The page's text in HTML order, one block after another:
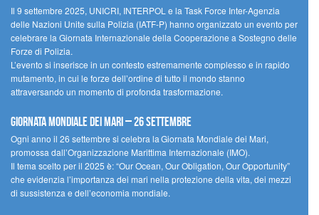
Il 9 settembre 2025, UNICRI, INTERPOL e la Task Force Inter-Agenzia
delle Nazioni Unite sulla Polizia (IATF-P) hanno organizzato un evento per
celebrare la Giornata Internazionale della Cooperazione a Sostegno delle
Forze di Polizia.
L’evento si inserisce in un contesto estremamente complesso e in rapido
mutamento, in cui le forze dell’ordine di tutto il mondo stanno
attraversando un momento di profonda trasformazione.
Giornata Mondiale dei Mari – 26 settembre
Ogni anno il 26 settembre si celebra la Giornata Mondiale dei Mari,
promossa dall’Organizzazione Marittima Internazionale (IMO).
Il tema scelto per il 2025 è: “Our Ocean, Our Obligation, Our Opportunity”
che evidenzia l’importanza dei mari nella protezione della vita, dei mezzi
di sussistenza e dell’economia mondiale.